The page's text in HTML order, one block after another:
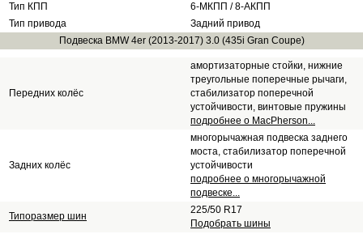
Тип КПП
6-МКПП / 8-АКПП
Тип привода
Задний привод
Подвеска BMW 4er (2013-2017) 3.0 (435i Gran Coupe)
Передних колёс
амортизаторные стойки, нижние
треугольные поперечные рычаги,
стабилизатор поперечной
устойчивости, винтовые пружины
подробнее о MacPherson...
Задних колёс
многорычажная подвеска заднего
моста, стабилизатор поперечной
устойчивости
подробнее о многорычажной
подвеске...
Типоразмер шин
225/50 R17
Подобрать шины